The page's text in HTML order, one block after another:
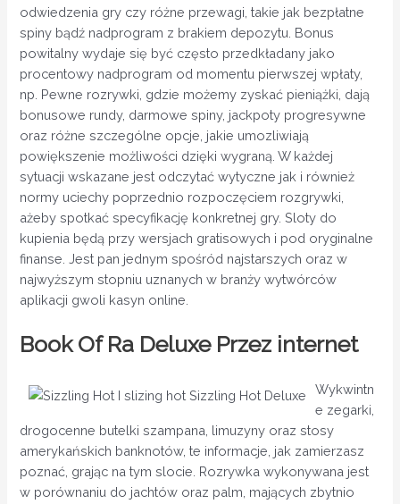
odwiedzenia gry czy różne przewagi, takie jak bezpłatne
spiny bądź nadprogram z brakiem depozytu. Bonus
powitalny wydaje się być często przedkładany jako
procentowy nadprogram od momentu pierwszej wpłaty,
np. Pewne rozrywki, gdzie możemy zyskać pieniążki, dają
bonusowe rundy, darmowe spiny, jackpoty progresywne
oraz różne szczególne opcje, jakie umozliwiają
powiększenie możliwości dzięki wygraną. W każdej
sytuacji wskazane jest odczytać wytyczne jak i również
normy uciechy poprzednio rozpoczęciem rozgrywki,
ażeby spotkać specyfikację konkretnej gry. Sloty do
kupienia będą przy wersjach gratisowych i pod oryginalne
finanse. Jest pan jednym spośród najstarszych oraz w
najwyższym stopniu uznanych w branży wytwórców
aplikacji gwoli kasyn online.
Book Of Ra Deluxe Przez internet
Wykwintn
e zegarki,
drogocenne butelki szampana, limuzyny oraz stosy
amerykańskich banknotów, te informacje, jak zamierzasz
poznać, grając na tym slocie. Rozrywka wykonywana jest
w porównaniu do jachtów oraz palm, mających zbytnio